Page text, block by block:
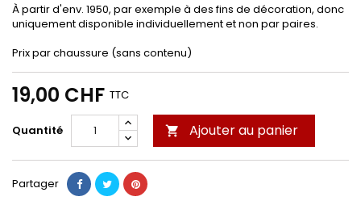
À partir d'env. 1950, par exemple à des fins de décoration, donc
uniquement disponible individuellement et non par paires.
Prix par chaussure (sans contenu)
19,00 CHF TTC
Quantité  Ajouter au panier
Partager